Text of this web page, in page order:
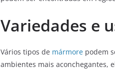
Variedades e
Vários tipos de mármore podem
ambientes mais aconchegantes,